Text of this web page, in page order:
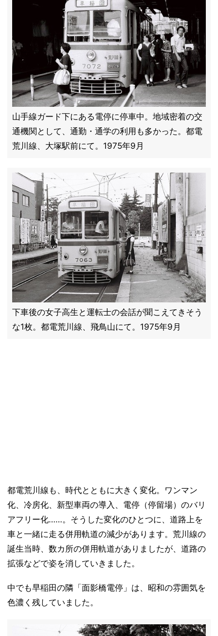
山手線ガード下にある電停に停車中。地域密着の交
通機関として、通勤・通学の利用も多かった。都電
荒川線、大塚駅前にて。1975年9月
下車後の女子高生と運転士の会話が聞こえてきそう
な1枚。都電荒川線、飛鳥山にて。1975年9月
都電荒川線も、時代とともに大きく変化。ワンマン
化、冷房化、新型車両の導入、電停（停留場）のバリ
アフリー化……。そうした変化のひとつに、道路上を
車と一緒に走る併用軌道の減少があります。荒川線の
誕生当時、数カ所の併用軌道がありましたが、道路の
拡張などで姿を消していきました。
中でも早稲田の隣「面影橋電停」は、昭和の雰囲気を
色濃く残していました。